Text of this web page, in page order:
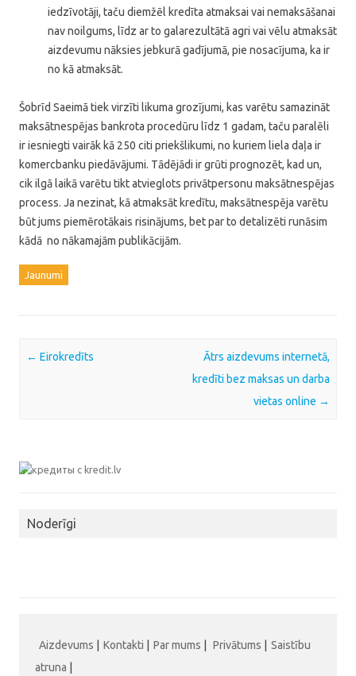
iedzīvotāji, taču diemžēl kredīta atmaksai vai nemaksāšanai
nav noilgums, līdz ar to galarezultātā agri vai vēlu atmaksāt
aizdevumu nāksies jebkurā gadījumā, pie nosacījuma, ka ir
no kā atmaksāt.
Šobrīd Saeimā tiek virzīti likuma grozījumi, kas varētu samazināt
maksātnespējas bankrota procedūru līdz 1 gadam, taču paralēli
ir iesniegti vairāk kā 250 citi priekšlikumi, no kuriem liela daļa ir
komercbanku piedāvājumi. Tādējādi ir grūti prognozēt, kad un,
cik ilgā laikā varētu tikt atvieglots privātpersonu maksātnespējas
process. Ja nezinat, kā atmaksāt kredītu, maksātnespēja varētu
būt jums piemērotākais risinājums, bet par to detalizēti runāsim
kādā no nākamajām publikācijām.
Jaunumi
Post navigation
← Eirokredīts
Ātrs aizdevums internetā,
kredīti bez maksas un darba
vietas online →
Noderīgi
Aizdevums Kontakti Par mums Privātums
Saistību
atruna